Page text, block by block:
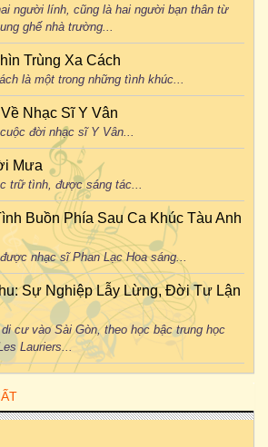
người lính, cũng là hai người bạn thân từ
ghế nhà trường...
Trùng Xa Cách
là một trong những tình khúc...
Nhạc Sĩ Y Vân
đời nhạc sĩ Y Vân...
Mưa
trữ tình, được sáng tác...
Buồn Phía Sau Ca Khúc Tàu Anh
nhạc sĩ Phan Lạc Hoa sáng...
Sự Nghiệp Lẫy Lừng, Đời Tư Lận
cư vào Sài Gòn, theo học bậc trung học
Lauriers...